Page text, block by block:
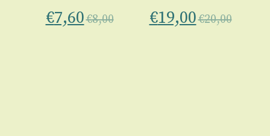
€7,60€8,00 €19,00€20,00